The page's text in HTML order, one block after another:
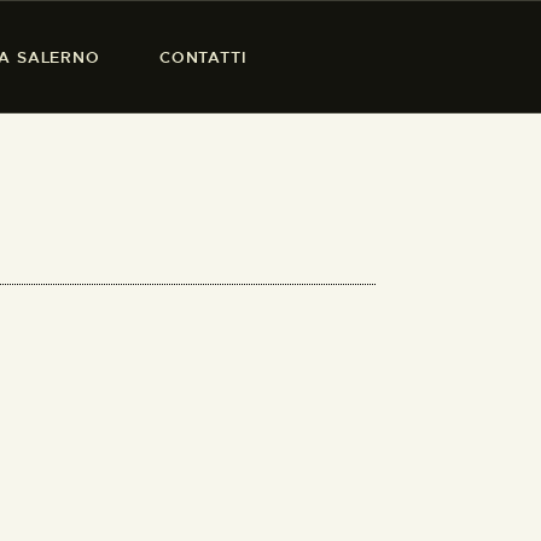
SALERNO CONTATTI